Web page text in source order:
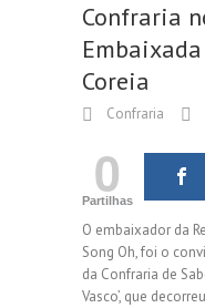
Confraria
Coreia
Confraria
0
Partilhas
O embaixador da
Song Oh, foi o
da Confraria de
Vasco’, que